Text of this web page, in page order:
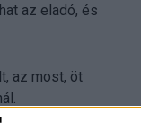
az eladó, és
az most, öt